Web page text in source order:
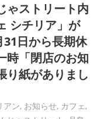
ゃストリート内
シチリア」が
31日から長期休
時「閉店のお知
り紙がありまし
アン, お知らせ, カフェ,